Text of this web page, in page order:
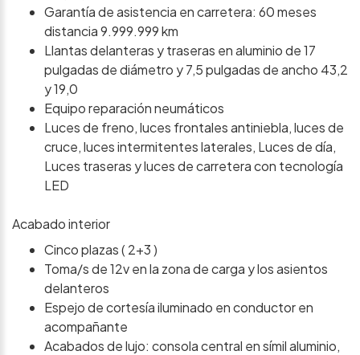
Garantía de asistencia en carretera: 60 meses
distancia 9.999.999 km
Llantas delanteras y traseras en aluminio de 17
pulgadas de diámetro y 7,5 pulgadas de ancho 43,2
y 19,0
Equipo reparación neumáticos
Luces de freno, luces frontales antiniebla, luces de
cruce, luces intermitentes laterales, Luces de día,
Luces traseras y luces de carretera con tecnología
LED
Acabado interior
Cinco plazas ( 2+3 )
Toma/s de 12v en la zona de carga y los asientos
delanteros
Espejo de cortesía iluminado en conductor en
acompañante
Acabados de lujo: consola central en símil aluminio,